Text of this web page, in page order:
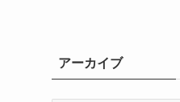
アーカイブ